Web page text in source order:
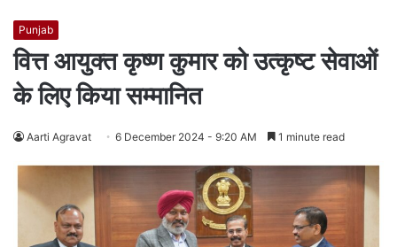
Punjab
वित्त आयुक्त कृष्ण कुमार को उत्कृष्ट सेवाओं
के लिए किया सम्मानित
Aarti Agravat 6 December 2024 - 9:20 AM 1 minute read